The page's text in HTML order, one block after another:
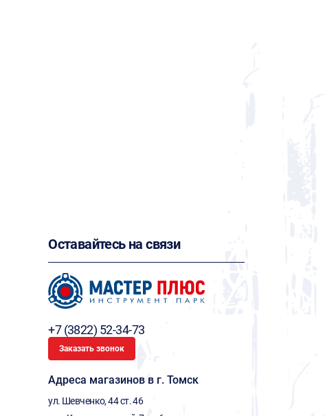
Оставайтесь на связи
+7 (3822) 52-34-73
Заказать звонок
Адреса магазинов в г. Томск
ул. Шевченко, 44 ст. 46